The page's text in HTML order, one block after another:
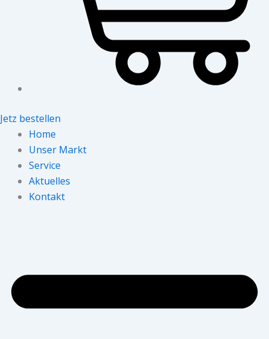
Jetz bestellen
Home
Unser Markt
Service
Aktuelles
Kontakt